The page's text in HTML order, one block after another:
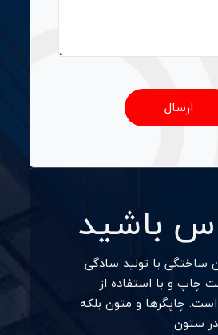
باشید
ساختگی با تولید سادگی
چاپ و با استفاده از
چاپگرها و متون بلکه
در ستون